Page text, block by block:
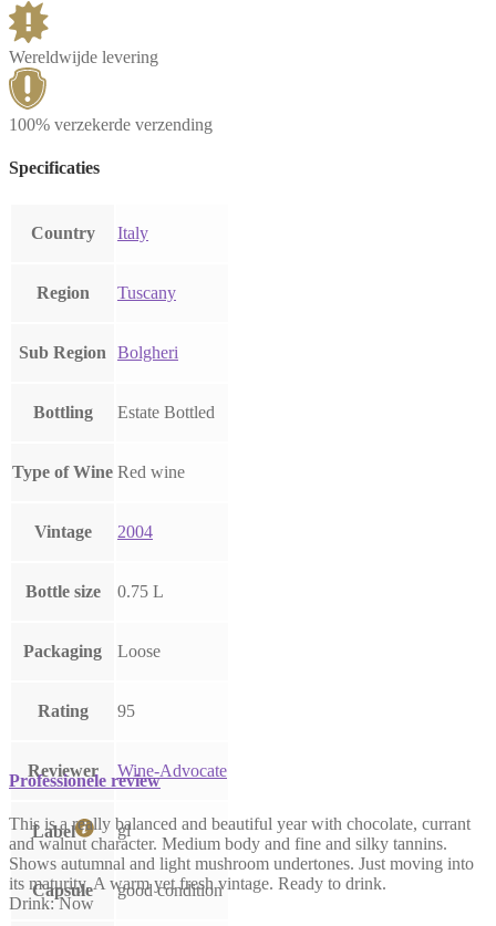
Wereldwijde levering
100% verzekerde verzending
Specificaties
Country Italy
Region Tuscany
Sub Region Bolgheri
Bottling Estate Bottled
Type of Wine Red wine
Vintage 2004
Bottle size 0.75 L
Packaging Loose
Rating 95
Reviewer Wine-Advocate
Label gl
Capsule good condition
Professionele review
This is a really balanced and beautiful year with chocolate, currant
and walnut character. Medium body and fine and silky tannins.
Shows autumnal and light mushroom undertones. Just moving into
its maturity. A warm yet fresh vintage. Ready to drink.
Drink: Now